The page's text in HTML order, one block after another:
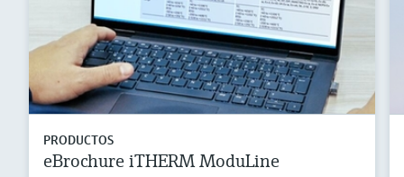
PRODUCTOS
eBrochure iTHERM ModuLine